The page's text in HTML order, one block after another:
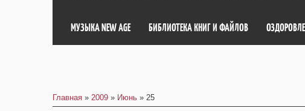
МУЗЫКА NEW AGE БИБЛИОТЕКА КНИГ И ФАЙЛОВ
Главная » 2009 » Июнь » 25